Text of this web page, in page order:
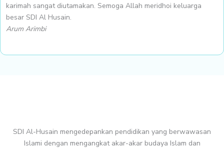
karimah sangat diutamakan. Semoga Allah meridhoi keluarga
besar SDI Al Husain.
Arum Arimbi
SDI Al-Husain mengedepankan pendidikan yang berwawasan
Islami dengan mengangkat akar-akar budaya Islam dan